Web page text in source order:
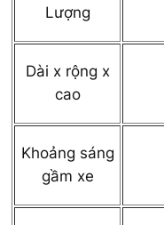
Lượng
Dài x rộng x
cao
Khoảng sáng
gầm xe